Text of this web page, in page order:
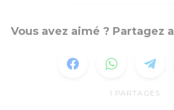
Vous avez aimé ? Partagez
1 PARTAGES